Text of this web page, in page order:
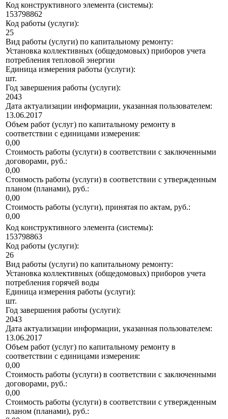
Код конструктивного элемента (системы):
153798862
Код работы (услуги):
25
Вид работы (услуги) по капитальному ремонту:
Установка коллективных (общедомовых) приборов учета
потребления тепловой энергии
Единица измерения работы (услуги):
шт.
Год завершения работы (услуги):
2043
Дата актуализации информации, указанная пользователем:
13.06.2017
Объем работ (услуг) по капитальному ремонту в
соответствии с единицами измерения:
0,00
Стоимость работы (услуги) в соответствии с заключенными
договорами, руб.:
0,00
Стоимость работы (услуги) в соответствии с утвержденным
планом (планами), руб.:
0,00
Стоимость работы (услуги), принятая по актам, руб.:
0,00
Код конструктивного элемента (системы):
153798863
Код работы (услуги):
26
Вид работы (услуги) по капитальному ремонту:
Установка коллективных (общедомовых) приборов учета
потребления горячей воды
Единица измерения работы (услуги):
шт.
Год завершения работы (услуги):
2043
Дата актуализации информации, указанная пользователем:
13.06.2017
Объем работ (услуг) по капитальному ремонту в
соответствии с единицами измерения:
0,00
Стоимость работы (услуги) в соответствии с заключенными
договорами, руб.:
0,00
Стоимость работы (услуги) в соответствии с утвержденным
планом (планами), руб.: